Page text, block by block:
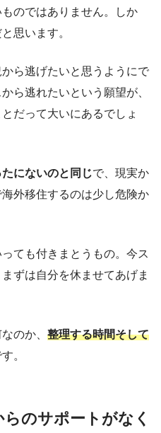
のではありません。しか
思います。
ら逃げたいと思うようにで
ら逃れたいという願望が、
だって大いにあるでしょ
にないのと同じで、現実か
外移住するのは少し危険か
ても付きまとうもの。今ス
ずは自分を休ませてあげま
のか、 整理する時間そして
。
のサポートがなく